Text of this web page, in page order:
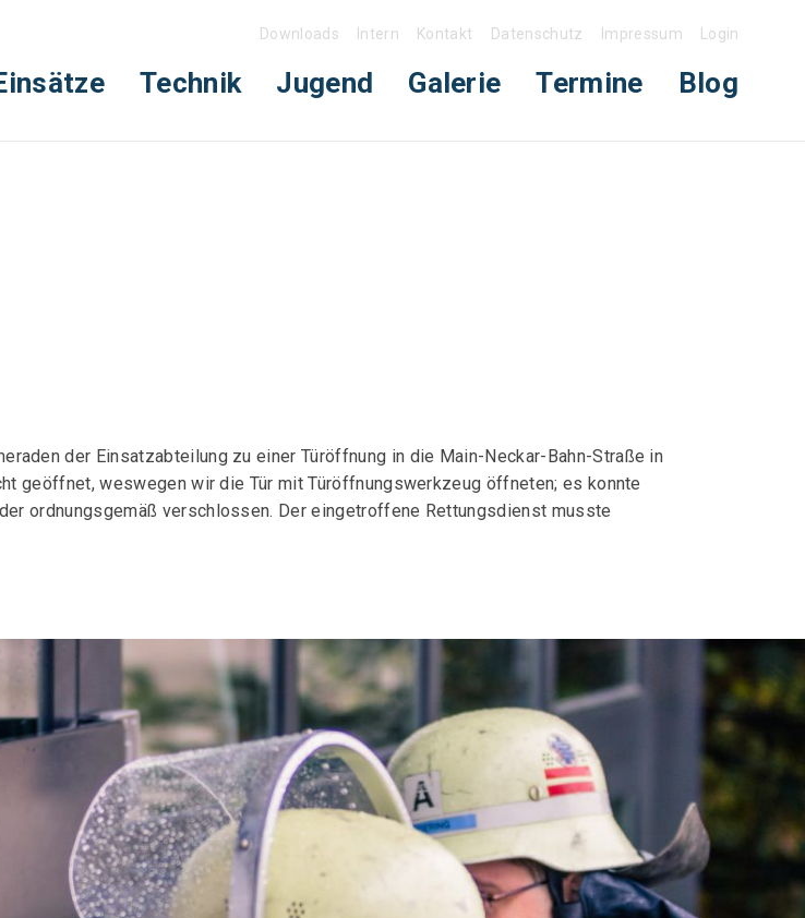
Downloads Intern Kontakt Datenschutz Impressum Login
Technik Jugend Galerie Termine Blog
der Einsatzabteilung zu einer Türöffnung in die Main-Neckar-Bahn-Straße in
geöffnet, weswegen wir die Tür mit Türöffnungswerkzeug öffneten; es konnte
ordnungsgemäß verschlossen. Der eingetroffene Rettungsdienst musste